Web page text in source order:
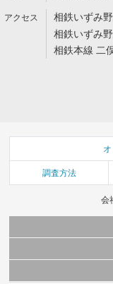
相鉄いずみ
相鉄いずみ
相鉄本線 二
調査方法
会
当サイトで公開されている
これらの情報を権利者の許
当サイトに掲載している内